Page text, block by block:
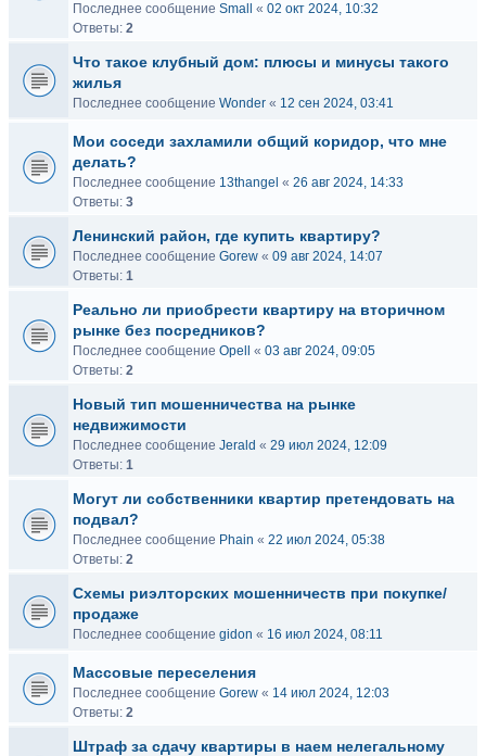
Последнее сообщение Small « 02 окт 2024, 10:32
Ответы: 2
Что такое клубный дом: плюсы и минусы такого
жилья
Последнее сообщение Wonder « 12 сен 2024, 03:41
Мои соседи захламили общий коридор, что мне
делать?
Последнее сообщение 13thangel « 26 авг 2024, 14:33
Ответы: 3
Ленинский район, где купить квартиру?
Последнее сообщение Gorew « 09 авг 2024, 14:07
Ответы: 1
Реально ли приобрести квартиру на вторичном
рынке без посредников?
Последнее сообщение Opell « 03 авг 2024, 09:05
Ответы: 2
Новый тип мошенничества на рынке
недвижимости
Последнее сообщение Jerald « 29 июл 2024, 12:09
Ответы: 1
Могут ли собственники квартир претендовать на
подвал?
Последнее сообщение Phain « 22 июл 2024, 05:38
Ответы: 2
Схемы риэлторских мошенничеств при покупке/
продаже
Последнее сообщение gidon « 16 июл 2024, 08:11
Массовые переселения
Последнее сообщение Gorew « 14 июл 2024, 12:03
Ответы: 2
Штраф за сдачу квартиры в наем нелегальному